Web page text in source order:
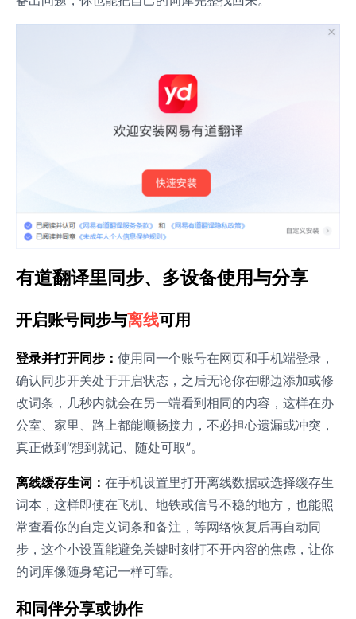
有道翻译里同步、多设备使用与分享
开启账号同步与离线可用
登录并打开同步： 使用同一个账号在网页和手机端登录，
确认同步开关处于开启状态，之后无论你在哪边添加或修
改词条，几秒内就会在另一端看到相同的内容，这样在办
公室、家里、路上都能顺畅接力，不必担心遗漏或冲突，
真正做到“想到就记、随处可取”。
离线缓存生词： 在手机设置里打开离线数据或选择缓存生
词本，这样即使在飞机、地铁或信号不稳的地方，也能照
常查看你的自定义词条和备注，等网络恢复后再自动同
步，这个小设置能避免关键时刻打不开内容的焦虑，让你
的词库像随身笔记一样可靠。
和同伴分享或协作